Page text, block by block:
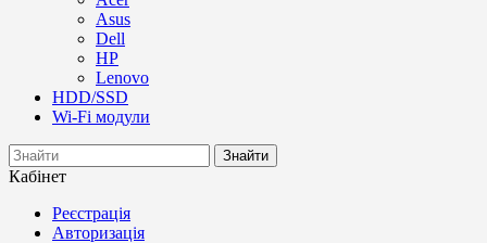
Asus
Dell
HP
Lenovo
HDD/SSD
Wi-Fi модули
Знайти
Кабінет
Реєстрація
Авторизація